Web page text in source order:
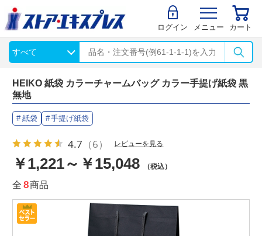
ログイン メニュー カート
HEIKO 紙袋 カラーチャームバッグ カラー手提げ紙袋 黒
無地
紙袋 手提げ紙袋
4.7 （6） レビューを見る
￥1,221～￥15,048 （税込）
全 8商品